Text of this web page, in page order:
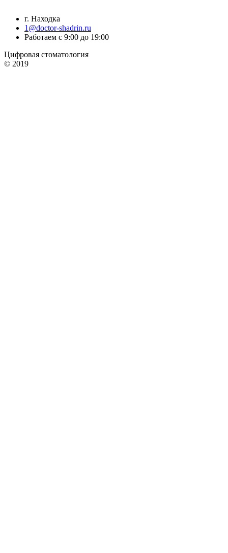
г. Находка
1@doctor-shadrin.ru
Работаем с 9:00 до 19:00
Цифровая стоматология
© 2019